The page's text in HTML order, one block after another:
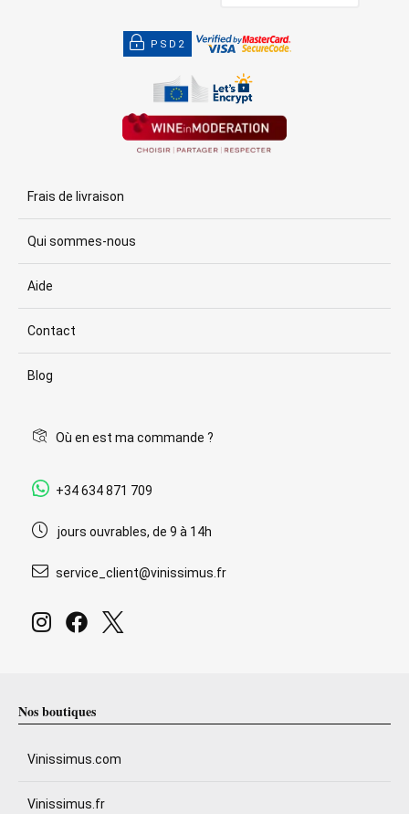
PSD2
Frais de livraison
Qui sommes-nous
Aide
Contact
Blog
Où en est ma commande ?
+34 634 871 709
jours ouvrables, de 9 à 14h
service_client@vinissimus.fr
Nos boutiques
Vinissimus.com
Vinissimus.fr